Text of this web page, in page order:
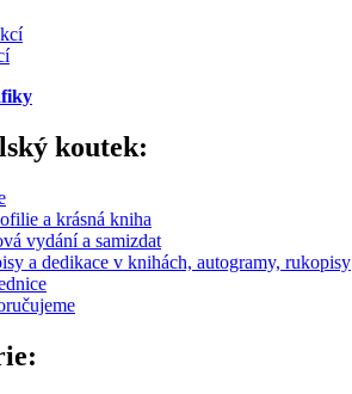
koutek:
a krásná kniha
vydání a samizdat
a dedikace v knihách, autogramy, rukopisy